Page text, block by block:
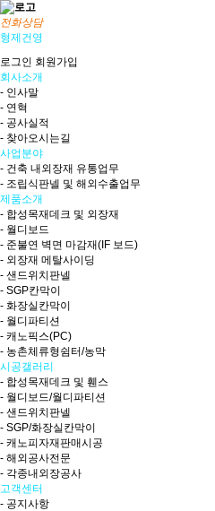
전화상담
형제건영
로그인 회원가입
회사소개
- 인사말
- 연혁
- 공사실적
- 찾아오시는길
사업분야
- 건축 내외장재 유통업무
- 조립식판넬 및 해외수출업무
제품소개
- 합성목재데크 및 외장재
- 월디보드
- 준불연 벽면 마감재(IF 보드)
- 외장재 메탈사이딩
- 샌드위치판넬
- SGP칸막이
- 화장실칸막이
- 월디파티션
- 캐노픽스(PC)
- 농촌체류형쉼터/농막
시공갤러리
- 합성목재데크 및 휀스
- 월디보드/월디파티션
- 샌드위치판넬
- SGP/화장실칸막이
- 캐노피자재판매시공
- 해외공사전문
- 각종내외장공사
고객센터
- 공지사항